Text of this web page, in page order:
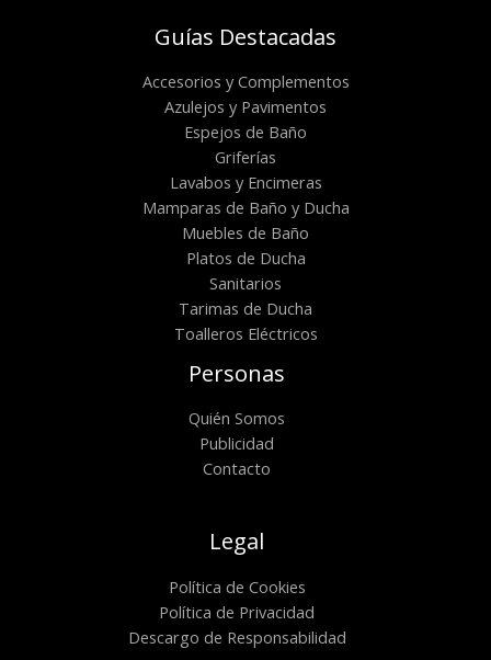
Guías Destacadas
Accesorios y Complementos
Azulejos y Pavimentos
Espejos de Baño
Griferías
Lavabos y Encimeras
Mamparas de Baño y Ducha
Muebles de Baño
Platos de Ducha
Sanitarios
Tarimas de Ducha
Toalleros Eléctricos
Personas
Quién Somos
Publicidad
Contacto
Legal
Política de Cookies
Política de Privacidad
Descargo de Responsabilidad